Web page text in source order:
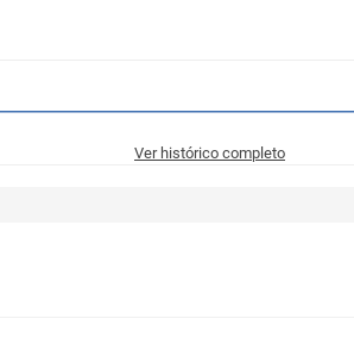
Ver histórico completo